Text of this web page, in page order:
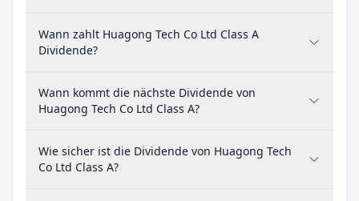
Wann zahlt Huagong Tech Co Ltd Class A
Dividende?
Wann kommt die nächste Dividende von
Huagong Tech Co Ltd Class A?
Wie sicher ist die Dividende von Huagong Tech
Co Ltd Class A?